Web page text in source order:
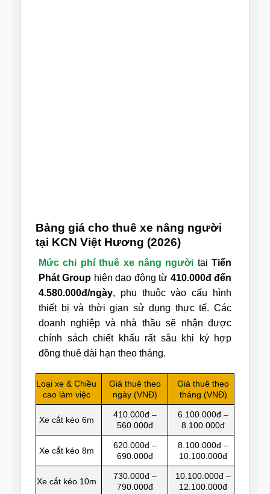
Bảng giá cho thuê xe nâng người
tại KCN Việt Hương (2026)
Mức chi phí thuê xe nâng người tại Tiến
Phát Group hiện dao động từ 410.000đ đến
4.580.000đ/ngày, phụ thuộc vào cấu hình
thiết bị và thời gian sử dụng thực tế. Các
doanh nghiệp và nhà thầu sẽ nhận được
chính sách chiết khấu rất sâu khi ký hợp
đồng thuê dài hạn theo tháng.
Loại xe & Chiều
cao làm việc
Giá thuê theo
ngày (VNĐ)
Giá thuê theo
tháng (VNĐ)
Xe cắt kéo 6m
410.000đ –
560.000đ
6.100.000đ –
8.100.000đ
Xe cắt kéo 8m
620.000đ –
690.000đ
8.100.000đ –
10.100.000đ
Xe cắt kéo 10m
730.000đ –
790.000đ
10.100.000đ –
12.100.000đ